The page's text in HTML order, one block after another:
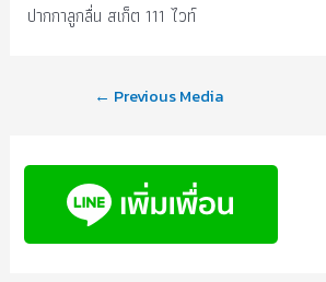
ปากกาลูกลื่น สเก็ต 111 ไวท์
← Previous Media